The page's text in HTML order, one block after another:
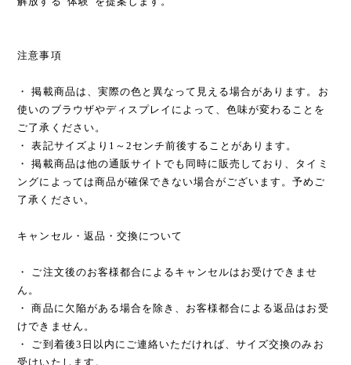
注意事項
・ 掲載商品は、実際の色と異なって見える場合があります。お
使いのブラウザやディスプレイによって、色味が変わることを
ご了承ください。
・ 表記サイズより1～2センチ前後することがあります。
・ 掲載商品は他の通販サイトでも同時に販売しており、タイミ
ングによっては商品が確保できない場合がございます。予めご
了承ください。
キャンセル・返品・交換について
・ ご注文後のお客様都合によるキャンセルはお受けできませ
ん。
・ 商品に欠陥がある場合を除き、お客様都合による返品はお受
けできません。
・ ご到着後3日以内にご連絡いただければ、サイズ交換のみお
受けいたします。